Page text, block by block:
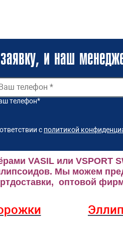
и наш
телефон*
с политикой
VASIL или VSPORT
Мы можем
оптовой